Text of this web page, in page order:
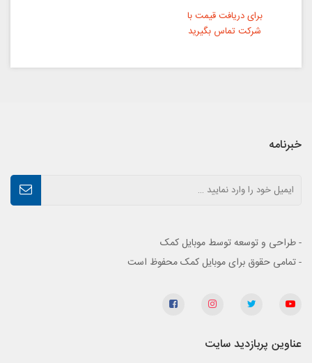
برای دریافت قیمت با
شرکت تماس بگیرید
خبرنامه
- طراحی و توسعه توسط موبایل کمک
- تمامی حقوق برای موبایل کمک محفوظ است
عناوین پربازدید سایت